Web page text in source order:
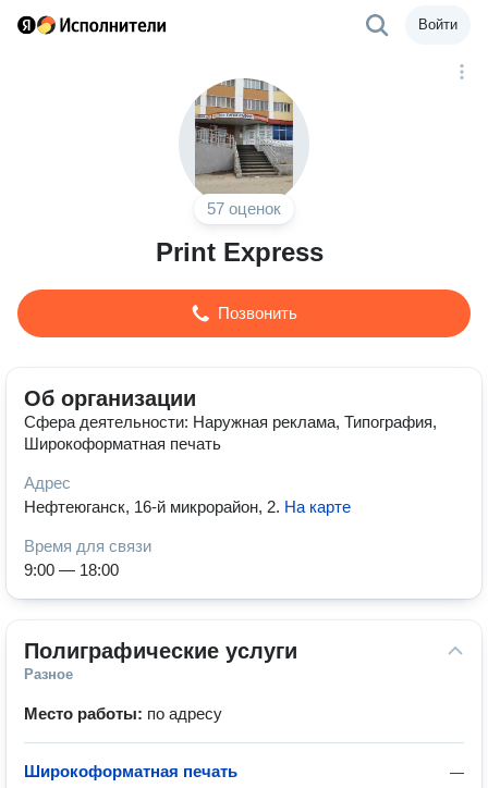
Войти
57 оценок
Print Express
Позвонить
Об организации
Сфера деятельности: Наружная реклама, Типография,
Широкоформатная печать
Адрес
Нефтеюганск, 16-й микрорайон, 2. На карте
Время для связи
9:00 — 18:00
Полиграфические услуги
Разное
Место работы: по адресу
—
Широкоформатная печать